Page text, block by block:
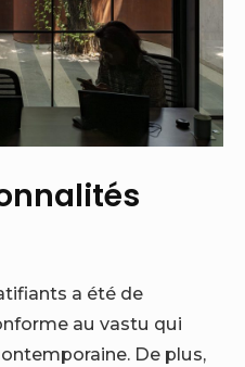
a été de
au vastu qui
De plus,